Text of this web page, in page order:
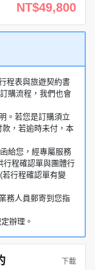
NT$49,800
程表與旅遊契約書
購流程，我們也會
。若您是訂購須立
，若逾時未付，本
給您，經專屬服務
行程確認單與團體行
行程確認單有變
務人員郵寄到您指
辦理。
下載